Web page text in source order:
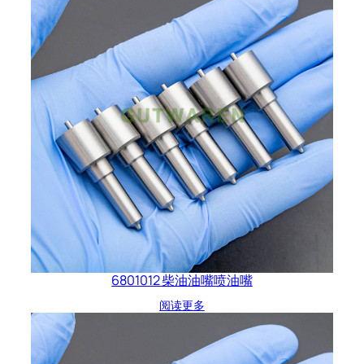
6801012 柴油油嘴喷油嘴
阅读更多